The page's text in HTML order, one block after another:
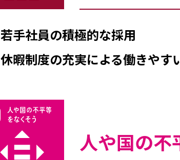
若手社員の積極的な採用
休暇制度の充実による働きやす
人や国の不